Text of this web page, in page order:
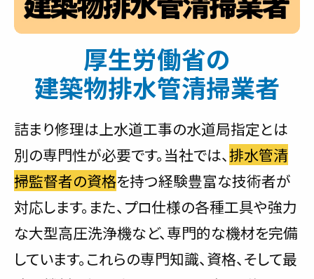
厚生労働省の
建築物排水管清掃業者
詰まり修理は上水道工事の水道局指定とは
別の専門性が必要です。当社では、排水管清
掃監督者の資格を持つ経験豊富な技術者が
対応します。また、プロ仕様の各種工具や強力
な大型高圧洗浄機など、専門的な機材を完備
しています。これらの専門知識、資格、そして最